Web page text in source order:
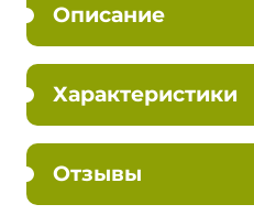
Описание
Характеристики
Отзывы